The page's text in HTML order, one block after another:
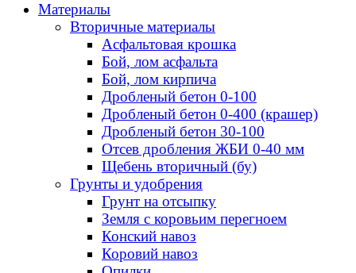
Материалы
Вторичные материалы
Асфальтовая крошка
Бой, лом асфальта
Бой, лом кирпича
Дробленый бетон 0-100
Дробленый бетон 0-400 (крашер)
Дробленый бетон 30-100
Отсев дробления ЖБИ 0-40 мм
Щебень вторичный (бу)
Грунты и удобрения
Грунт на отсыпку
Земля с коровьим перегноем
Конский навоз
Коровий навоз